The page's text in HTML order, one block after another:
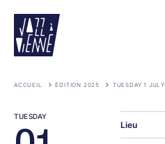
main
content
ACCUEIL ÉDITION 2025 TUESDAY 1 JULY
TUESDAY
Lieu